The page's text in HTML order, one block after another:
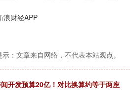
浪财经APP
：文章来自网络，不代表本站观点。
开发预算20亿！对比换算约等于两座